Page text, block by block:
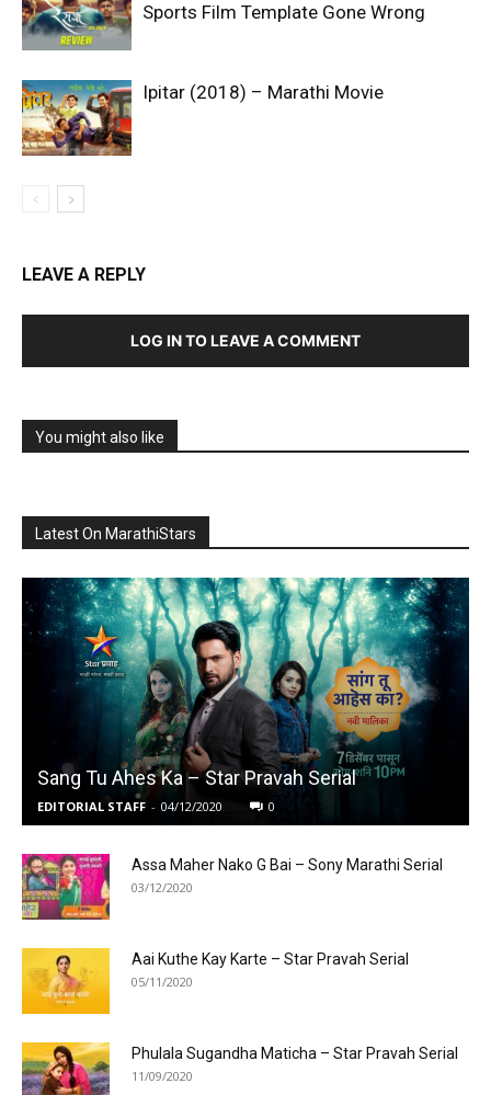
Sports Film Template Gone Wrong
Ipitar (2018) – Marathi Movie
LEAVE A REPLY
LOG IN TO LEAVE A COMMENT
You might also like
Latest On MarathiStars
Sang Tu Ahes Ka – Star Pravah Serial
EDITORIAL STAFF - 04/12/2020 0
Assa Maher Nako G Bai – Sony Marathi Serial
03/12/2020
Aai Kuthe Kay Karte – Star Pravah Serial
05/11/2020
Phulala Sugandha Maticha – Star Pravah Serial
11/09/2020